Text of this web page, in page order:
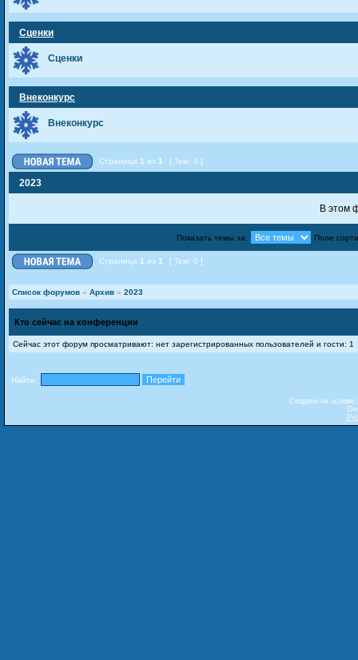
Сценки
Сценки
Внеконкурс
Внеконкурс
Страница 1 из 1 [ Тем: 0 ]
2023
В этом
Показать темы за: Поле
Страница 1 из 1 [ Тем: 0 ]
Список форумов » Архив » 2023
Кто сейчас на конференции
Сейчас этот форум просматривают: нет зарегистрированных пользователей и гости: 1
Найти:
Создано на основе